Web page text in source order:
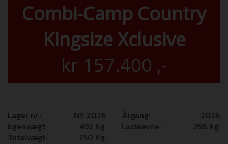
Combi-Camp Country
Kingsize Xclusive
kr 157.400 ,-
Lager nr.: NY 2026 Årgang:
2026
Egenvægt:
492 Kg. Lasteevne: 258 Kg.
Totalvægt:
750 Kg.